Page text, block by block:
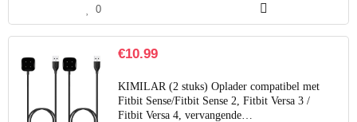
0
€10.99
KIMILAR (2 stuks) Oplader compatibel met
Fitbit Sense/Fitbit Sense 2, Fitbit Versa 3 /
Fitbit Versa 4, vervangende…